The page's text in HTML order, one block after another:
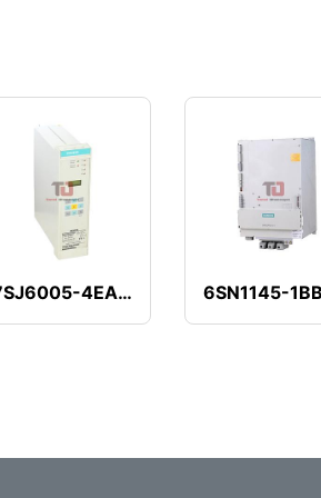
7SJ6005-4EA00-0DA0/BB